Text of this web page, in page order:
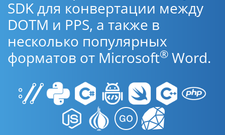
SDK для конвертации между
DOTM и PPS, а также в
несколько популярных
форматов от Microsoft® Word.